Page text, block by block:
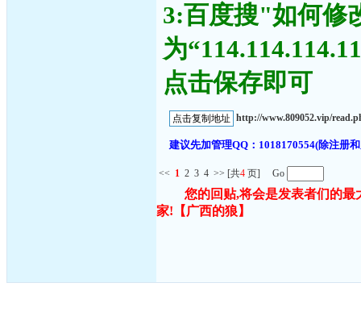
3:百度搜"如何修
为
点击保存即可
http://www.809052.vip/
建议先加管理QQ：1018170554(除注册
<< 1 2 3 4 >> [共4 页] Go
您的回贴,将会是发表者们的
家! 【广西的狼】